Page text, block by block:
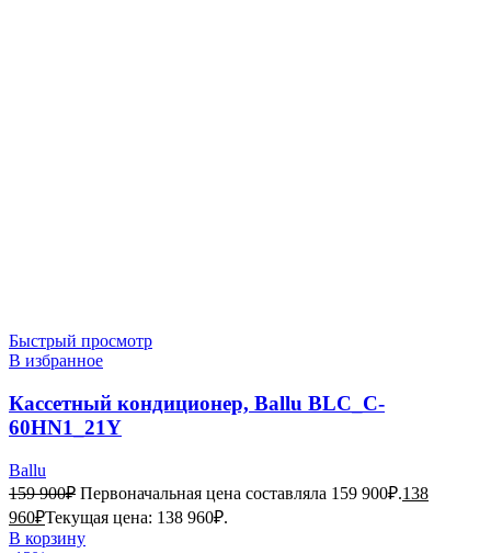
Быстрый просмотр
В избранное
Кассетный кондиционер, Ballu BLC_C-
60HN1_21Y
Ballu
159 900₽ Первоначальная цена составляла 159 900₽.138
960₽Текущая цена: 138 960₽.
В корзину